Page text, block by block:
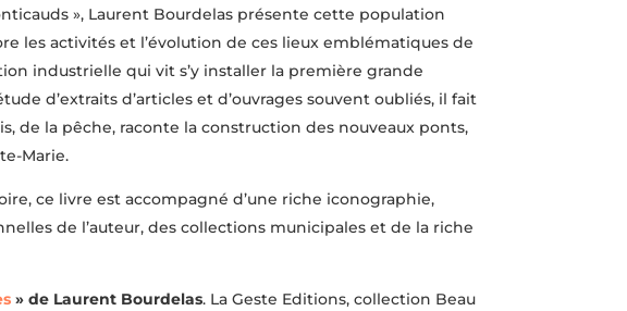
», Laurent Bourdelas présente cette population
les activités et l’évolution de ces lieux emblématiques de
industrielle qui vit s’y installer la première grande
d’extraits d’articles et d’ouvrages souvent oubliés, il fait
de la pêche, raconte la construction des nouveaux ponts,
Marie.
ce livre est accompagné d’une riche iconographie,
de l’auteur, des collections municipales et de la riche
» de Laurent Bourdelas. La Geste Editions, collection Beau